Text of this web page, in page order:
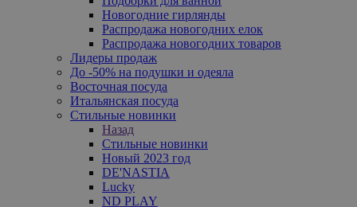
Новогодние гирлянды
Распродажа новогодних елок
Распродажа новогодних товаров
Лидеры продаж
До -50% на подушки и одеяла
Восточная посуда
Итальянская посуда
Стильные новинки
Назад
Стильные новинки
Новый 2023 год
DE'NASTIA
Lucky
ND PLAY